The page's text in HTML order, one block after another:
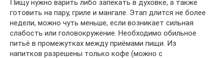
Пищу нужно варить либо запекать в духовке, а также
готовить на пару, гриле и мангале. Этап длится не более
недели, можно чуть меньше, если возникает сильная
слабость или головокружение. Необходимо обильное
питьё в промежутках между приёмами пищи. Из
напитков разрешены только кофе (можно с